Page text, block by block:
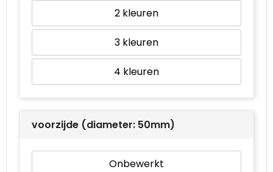
2
3
4
voorzijde (diameter: 50mm)
Onbewerkt